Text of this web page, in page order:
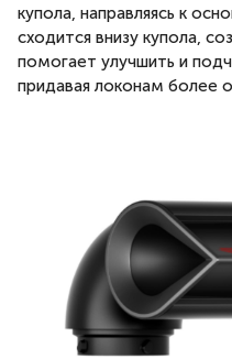
купола, направляясь к
сходится внизу купола,
помогает улучшить и
придавая локонам более